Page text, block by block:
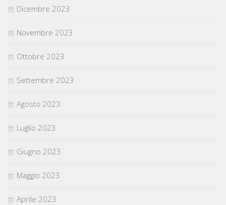
Dicembre 2023
Novembre 2023
Ottobre 2023
Settembre 2023
Agosto 2023
Luglio 2023
Giugno 2023
Maggio 2023
Aprile 2023